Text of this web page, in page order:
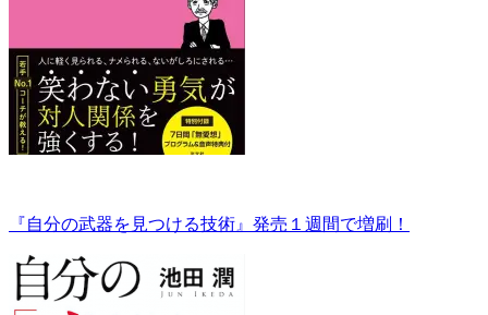
『自分の武器を見つける技術』発売１週間で増刷！